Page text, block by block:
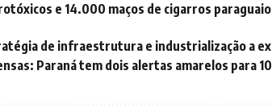
e 14.000 maços de cigarros
de infraestrutura e industrialização a
Paraná tem dois alertas amarelos para